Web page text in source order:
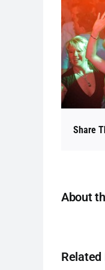
Share
About
Related